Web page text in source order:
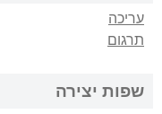
עריכה
תרגום
שפות יצירה